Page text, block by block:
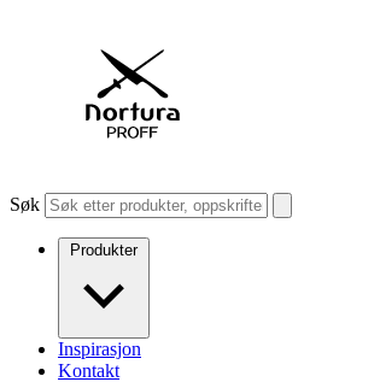
Søk
Produkter
Inspirasjon
Kontakt